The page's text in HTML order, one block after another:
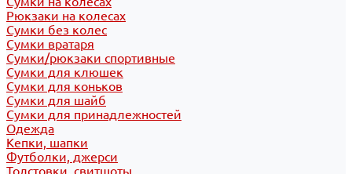
Рюкзаки на колесах
Сумки без колес
Сумки вратаря
Сумки/рюкзаки спортивные
Сумки для клюшек
Сумки для коньков
Сумки для шайб
Сумки для принадлежностей
Одежда
Кепки, шапки
Футболки, джерси
Толстовки, свитшоты